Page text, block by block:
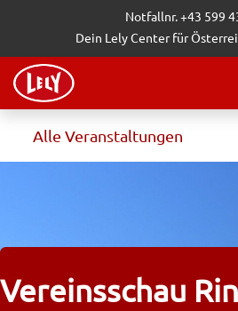
Zum Inhalt springenNotfallnr. +43 599
Dein Lely Center für
Alle Veranstaltungen
Vereinsschau